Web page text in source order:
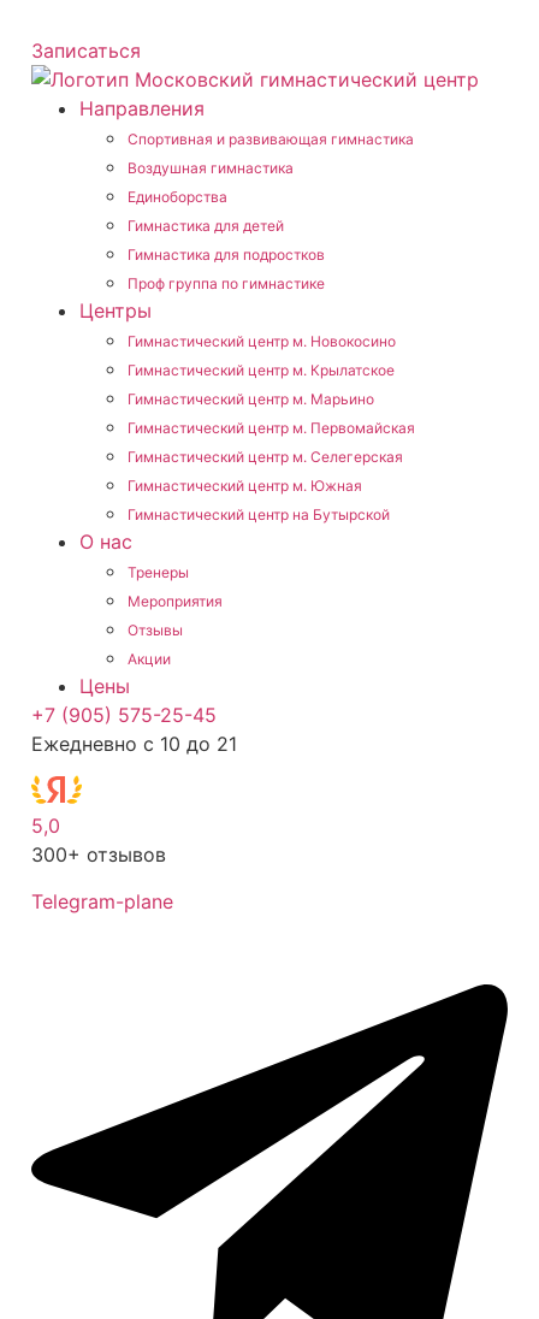
Записаться
Направления
Спортивная и развивающая гимнастика
Воздушная гимнастика
Единоборства
Гимнастика для детей
Гимнастика для подростков
Проф группа по гимнастике
Центры
Гимнастический центр м. Новокосино
Гимнастический центр м. Крылатское
Гимнастический центр м. Марьино
Гимнастический центр м. Первомайская
Гимнастический центр м. Селегерская
Гимнастический центр м. Южная
Гимнастический центр на Бутырской
О нас
Тренеры
Мероприятия
Отзывы
Акции
Цены
+7 (905) 575-25-45
Ежедневно с 10 до 21
5,0
300+ отзывов
Telegram-plane